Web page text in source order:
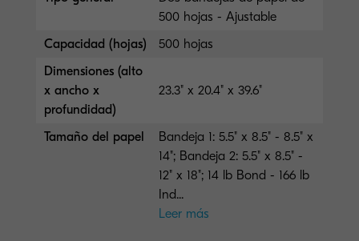
500 hojas - Ajustable
Capacidad (hojas)
500 hojas
Dimensiones (alto
x ancho x
profundidad)
23.3" x 20.4" x 39.6"
Tamaño del papel
Bandeja 1: 5.5" x 8.5" - 8.5" x
14"; Bandeja 2: 5.5" x 8.5" -
12" x 18"; 14 lb Bond - 166 lb
Ind...
Leer más